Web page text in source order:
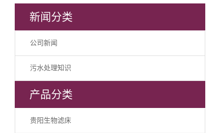
新闻分类
公司新闻
污水处理知识
产品分类
贵阳生物滤床